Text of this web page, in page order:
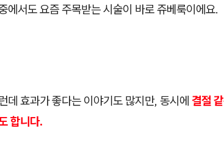
에서도 요즘 주목받는 시술이 바로 쥬베룩이에요.
데 효과가 좋다는 이야기도 많지만, 동시에 결절
합니다.